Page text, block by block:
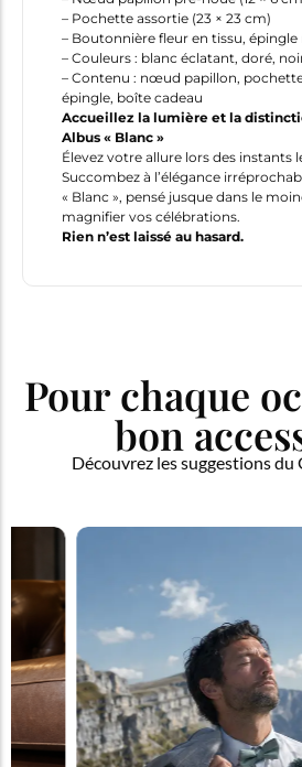
– Pochette assortie (23 × 23 cm)
– Boutonnière fleur en tissu,
– Couleurs : blanc éclatant, doré,
– Contenu : nœud papillon,
épingle, boîte cadeau
Accueillez la lumière et la
Albus « Blanc »
Élevez votre allure lors des instants
Succombez à l’élégance
« Blanc », pensé jusque dans le
magnifier vos célébrations.
Rien n’est laissé au hasard.
Pour chaque
bon
Découvrez les suggestions